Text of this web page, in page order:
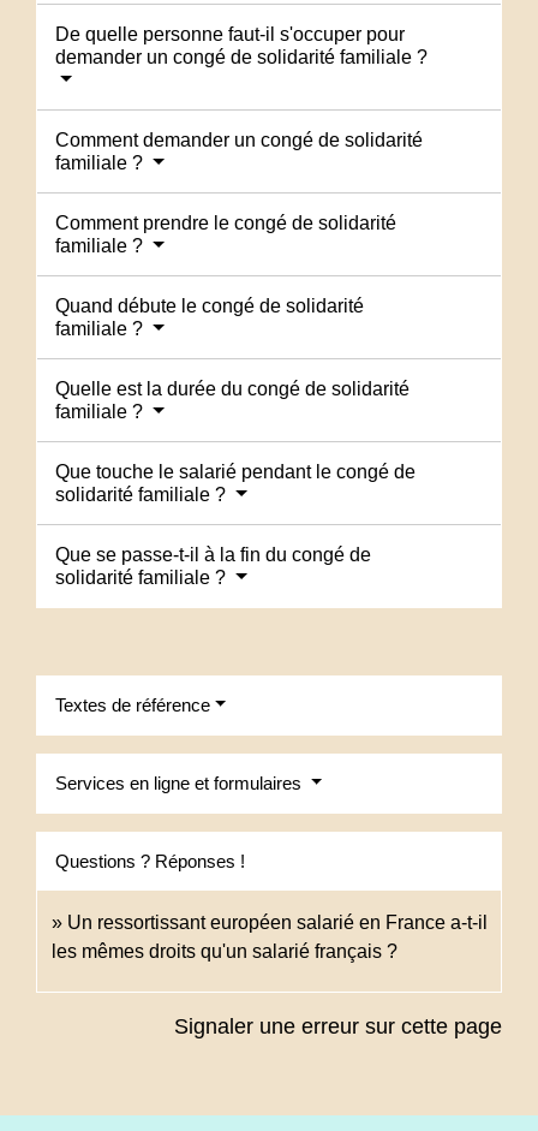
De quelle personne faut-il s'occuper pour
demander un congé de solidarité familiale ?
Comment demander un congé de solidarité
familiale ?
Comment prendre le congé de solidarité
familiale ?
Quand débute le congé de solidarité
familiale ?
Quelle est la durée du congé de solidarité
familiale ?
Que touche le salarié pendant le congé de
solidarité familiale ?
Que se passe-t-il à la fin du congé de
solidarité familiale ?
Textes de référence
Services en ligne et formulaires
Questions ? Réponses !
Un ressortissant européen salarié en France a-t-il
les mêmes droits qu'un salarié français ?
Signaler une erreur sur cette page